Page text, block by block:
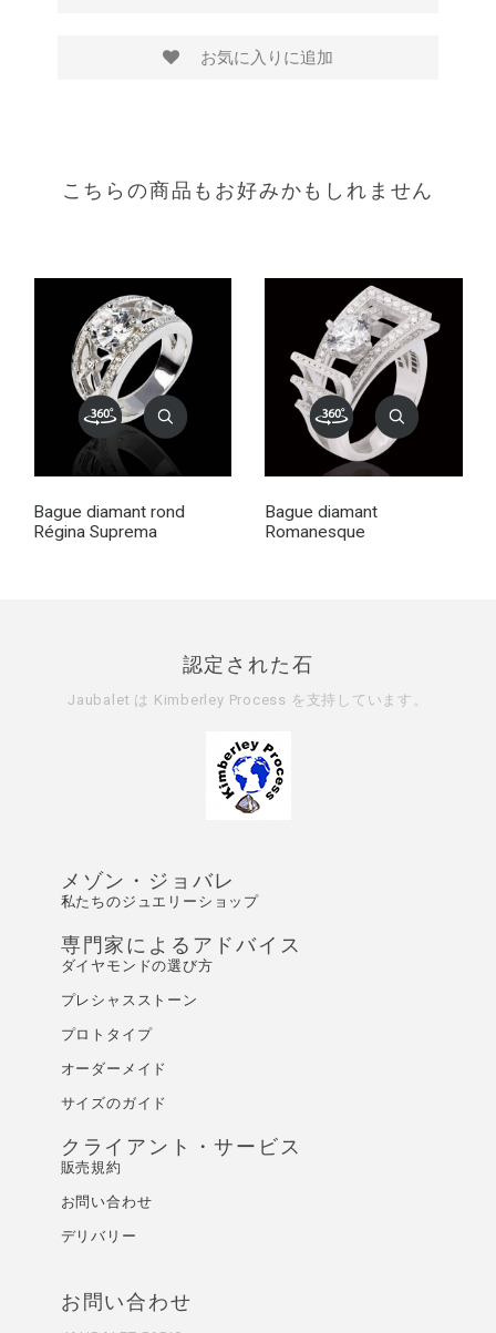
お気に入りに追加
こちらの商品もお好みかもしれません
Bague diamant rond
Régina Suprema
Bague diamant
Romanesque
認定された石
Jaubalet は Kimberley Process を支持しています。
メゾン・ジョバレ
私たちのジュエリーショップ
専門家によるアドバイス
ダイヤモンドの選び方
プレシャスストーン
プロトタイプ
オーダーメイド
サイズのガイド
クライアント・サービス
販売規約
お問い合わせ
デリバリー
お問い合わせ